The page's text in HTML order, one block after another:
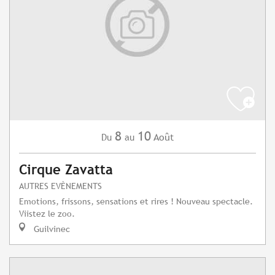
Du 8 au 10 Août
Cirque Zavatta
AUTRES EVÈNEMENTS
Emotions, frissons, sensations et rires ! Nouveau spectacle.
Viistez le zoo.
Guilvinec